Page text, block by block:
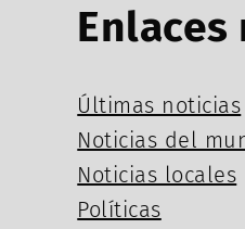
Últimas noticias
Noticias del
Noticias locales
Políticas